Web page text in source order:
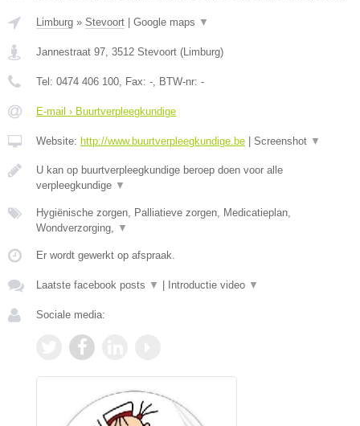
Limburg » Stevoort Google maps ▼
Jannestraat 97, 3512 Stevoort (Limburg)
Tel: 0474 406 100, Fax: -, BTW-nr: -
E-mail › Buurtverpleegkundige
Website: http://www.buurtverpleegkundige.be Screenshot ▼
U kan op buurtverpleegkundige beroep doen voor alle
verpleegkundige ▼
Hygiënische zorgen, Palliatieve zorgen, Medicatieplan,
Wondverzorging, ▼
Er wordt gewerkt op afspraak.
Laatste facebook posts ▼ Introductie video ▼
Sociale media: